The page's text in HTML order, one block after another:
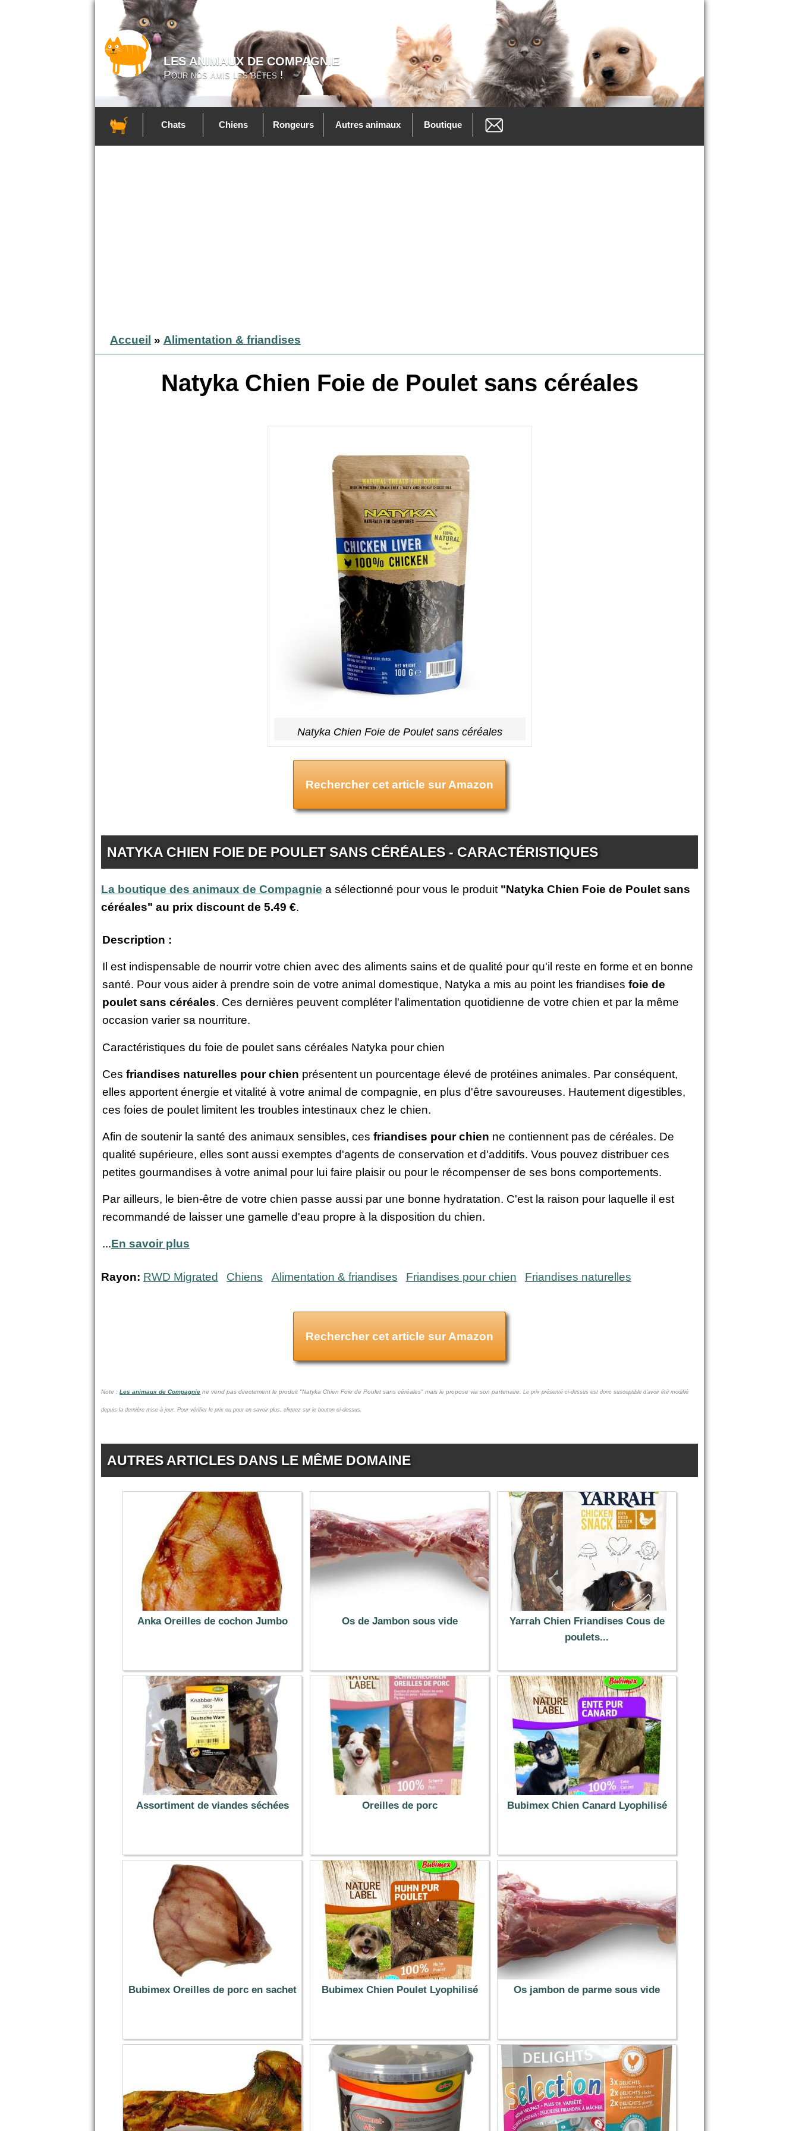
LES ANIMAUX DE COMPAGNIE
Pour nos amis les bêtes !
Chats Chiens Rongeurs Autres animaux Boutique
Accueil » Alimentation & friandises
Natyka Chien Foie de Poulet sans céréales
Natyka Chien Foie de Poulet sans céréales
Rechercher cet article sur Amazon
NATYKA CHIEN FOIE DE POULET SANS CÉRÉALES - CARACTÉRISTIQUES
La boutique des animaux de Compagnie a sélectionné pour vous le produit "Natyka Chien Foie de Poulet sans
céréales" au prix discount de 5.49 €.
Description :
Il est indispensable de nourrir votre chien avec des aliments sains et de qualité pour qu'il reste en forme et en bonne
santé. Pour vous aider à prendre soin de votre animal domestique, Natyka a mis au point les friandises foie de
poulet sans céréales. Ces dernières peuvent compléter l'alimentation quotidienne de votre chien et par la même
occasion varier sa nourriture.
Caractéristiques du foie de poulet sans céréales Natyka pour chien
Ces friandises naturelles pour chien présentent un pourcentage élevé de protéines animales. Par conséquent,
elles apportent énergie et vitalité à votre animal de compagnie, en plus d'être savoureuses. Hautement digestibles,
ces foies de poulet limitent les troubles intestinaux chez le chien.
Afin de soutenir la santé des animaux sensibles, ces friandises pour chien ne contiennent pas de céréales. De
qualité supérieure, elles sont aussi exemptes d'agents de conservation et d'additifs. Vous pouvez distribuer ces
petites gourmandises à votre animal pour lui faire plaisir ou pour le récompenser de ses bons comportements.
Par ailleurs, le bien-être de votre chien passe aussi par une bonne hydratation. C'est la raison pour laquelle il est
recommandé de laisser une gamelle d'eau propre à la disposition du chien.
...En savoir plus
Rayon: RWD Migrated Chiens Alimentation & friandises Friandises pour chien Friandises naturelles
Rechercher cet article sur Amazon
Note : Les animaux de Compagnie ne vend pas directement le produit "Natyka Chien Foie de Poulet sans céréales" mais le propose via son partenaire. Le prix présenté ci-dessus est donc susceptible d'avoir été modifié
depuis la dernière mise à jour. Pour vérifier le prix ou pour en savoir plus, cliquez sur le bouton ci-dessus.
AUTRES ARTICLES DANS LE MÊME DOMAINE
Anka Oreilles de cochon Jumbo
2.69 €
Os de Jambon sous vide
2.99 €
Yarrah Chien Friandises Cous de
poulets...
5.79 €
Assortiment de viandes séchées
7.99 €
Oreilles de porc
10.79 €
Bubimex Chien Canard Lyophilisé
3.49 €
Bubimex Oreilles de porc en sachet
53.99 €
Bubimex Chien Poulet Lyophilisé
3.49 €
Os jambon de parme sous vide
2.29 €